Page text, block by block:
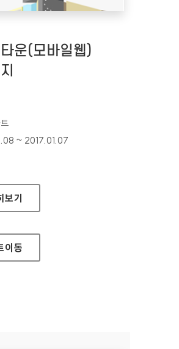
운(모바일웹)
:
~ 2017.01.07
타운(모바일웹) 홈페이지
보기
이동